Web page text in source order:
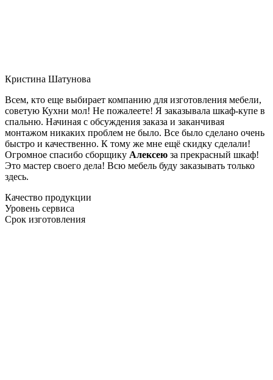
Кристина Шатунова
Всем, кто еще выбирает компанию для изготовления мебели,
советую Кухни мол! Не пожалеете! Я заказывала шкаф-купе в
спальню. Начиная с обсуждения заказа и заканчивая
монтажом никаких проблем не было. Все было сделано очень
быстро и качественно. К тому же мне ещё скидку сделали!
Огромное спасибо сборщику Алексею за прекрасный шкаф!
Это мастер своего дела! Всю мебель буду заказывать только
здесь.
Качество продукции
Уровень сервиса
Срок изготовления